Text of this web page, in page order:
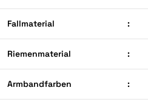
Fallmaterial :
Riemenmaterial :
Armbandfarben :